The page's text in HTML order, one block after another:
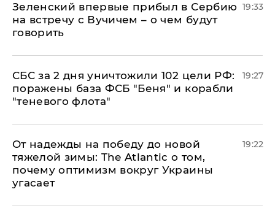
Зеленский впервые прибыл в Сербию
на встречу с Вучичем – о чем будут
говорить
19:33
СБС за 2 дня уничтожили 102 цели РФ:
поражены база ФСБ "Беня" и корабли
"теневого флота"
19:27
От надежды на победу до новой
тяжелой зимы: The Atlantic о том,
почему оптимизм вокруг Украины
угасает
19:22